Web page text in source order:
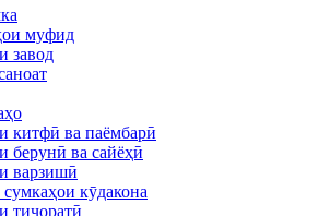
муфид
завод
китфӣ ва паёмбарӣ
берунӣ ва сайёҳӣ
варзишӣ
сумкаҳои кӯдакона
тиҷоратӣ